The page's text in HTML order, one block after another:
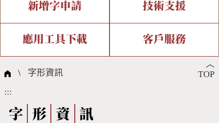
全字庫介紹 全字庫現況
中文碼介紹 專有名詞介紹
國際字碼相關組織
IDS查詢 部件查詢
複合查詢 注音查詢
筆畫查詢
筆順序查詢
新增字申請
新字申請處理流程
技術支援
字形即時顯示 造字解決方案
全字庫授權 轉碼Web Service
應用工具下載
個人電腦造字處理工具
字形下載
客戶服務
問題集
熱門查詢統計
︿
TOP
\ 字形資訊
:::
字 形 資
訊